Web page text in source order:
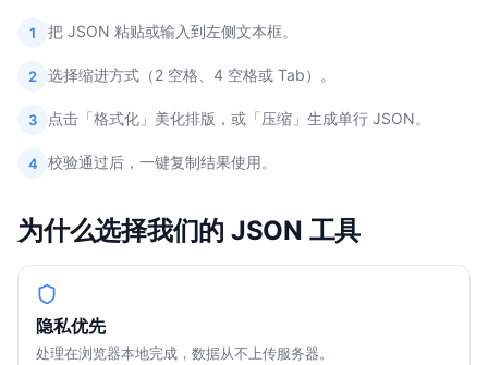
1 把 JSON 粘贴或输入到左侧文本框。
2 选择缩进方式（2 空格、4 空格或 Tab）。
3 点击「格式化」美化排版，或「压缩」生成单行 JSON。
4 校验通过后，一键复制结果使用。
为什么选择我们的 JSON 工具
隐私优先
处理在浏览器本地完成，数据从不上传服务器。